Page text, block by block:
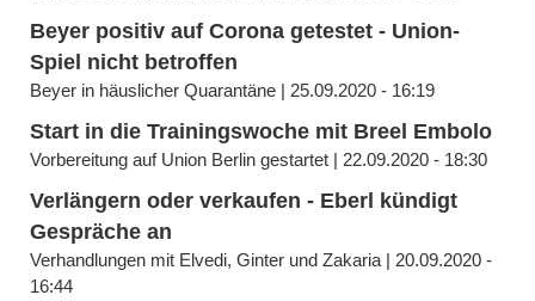
Beyer positiv auf Corona getestet - Union-
Spiel nicht betroffen
Beyer in häuslicher Quarantäne | 25.09.2020 - 16:19
Start in die Trainingswoche mit Breel Embolo
Vorbereitung auf Union Berlin gestartet | 22.09.2020 - 18:30
Verlängern oder verkaufen - Eberl kündigt
Gespräche an
Verhandlungen mit Elvedi, Ginter und Zakaria | 20.09.2020 -
16:44